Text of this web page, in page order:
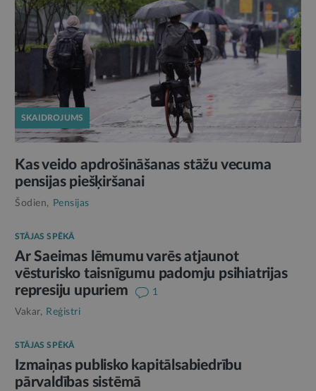
SKAIDROJUMS
Kas veido apdrošināšanas stāžu vecuma
pensijas piešķiršanai
Šodien, Pensijas
STĀJAS SPĒKĀ
Ar Saeimas lēmumu varēs atjaunot
vēsturisko taisnīgumu padomju psihiatrijas
represiju upuriem
1
Vakar, Reģistri
STĀJAS SPĒKĀ
Izmaiņas publisko kapitālsabiedrību
pārvaldības sistēmā